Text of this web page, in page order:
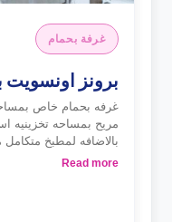
غرفة بحمام
برونز اونسويت
مريح بمساحه تخزينيه
بالدور الاول والثاني
Read more